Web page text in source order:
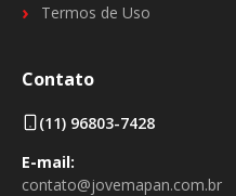
Termos de Uso
Contato
(11) 96803-7428
E-mail:
contato@jovemapan.com.br